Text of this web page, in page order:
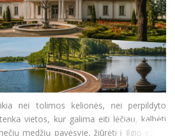
nei tolimos kelionės, nei perpildyto
vietos, kur galima eiti lėčiau, kalbėti
medžių pavėsyje, žiūrėti į Ilgio ežerą